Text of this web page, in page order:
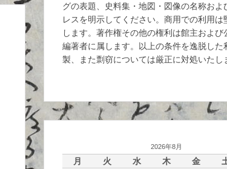
グの表題、史料集・地図・図像の名称およ
レスを明示してください。商用での利用は
します。著作権その他の権利は館主および
編著者に属します。以上の条件を逸脱した
製、また剽窃については厳正に対処いたし
2026年8月
月 火 水 木 金